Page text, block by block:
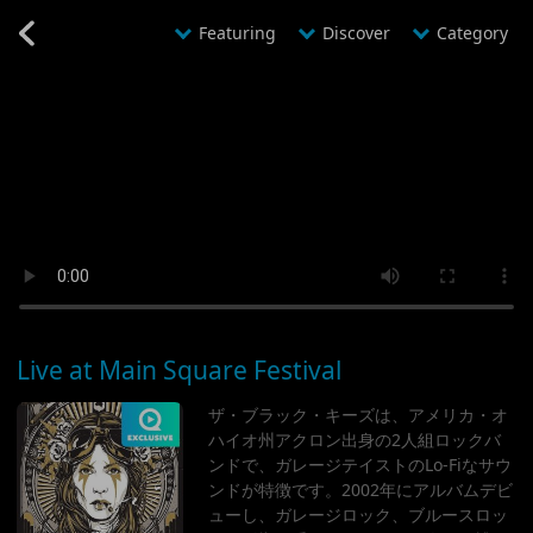
Featuring Discover Category
Live at Main Square Festival
ザ・ブラック・キーズは、アメリカ・オ
ハイオ州アクロン出身の2人組ロックバ
ンドで、ガレージテイストのLo-Fiなサウ
ンドが特徴です。2002年にアルバムデビ
ューし、ガレージロック、ブルースロッ
カテゴリ別コンサート一覧